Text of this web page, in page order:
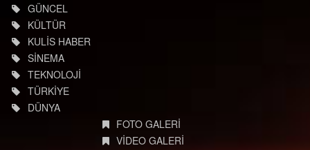
GÜNCEL
KÜLTÜR
KULİS HABER
SİNEMA
TEKNOLOJİ
TÜRKİYE
DÜNYA
FOTO GALERİ
VİDEO GALERİ